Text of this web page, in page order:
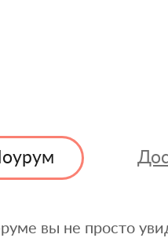
вы не просто